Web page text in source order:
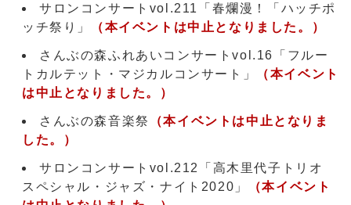
サロンコンサートvol.211「春爛漫！「ハッチポ
ッチ祭り」
（本イベントは中止となりました。）
さんぶの森ふれあいコンサートvol.16「フルー
トカルテット・マジカルコンサート」
（本イベント
は中止となりました。）
さんぶの森音楽祭
（本イベントは中止となりま
した。）
サロンコンサートvol.212「高木里代子トリオ
スペシャル・ジャズ・ナイト2020」
（本イベント